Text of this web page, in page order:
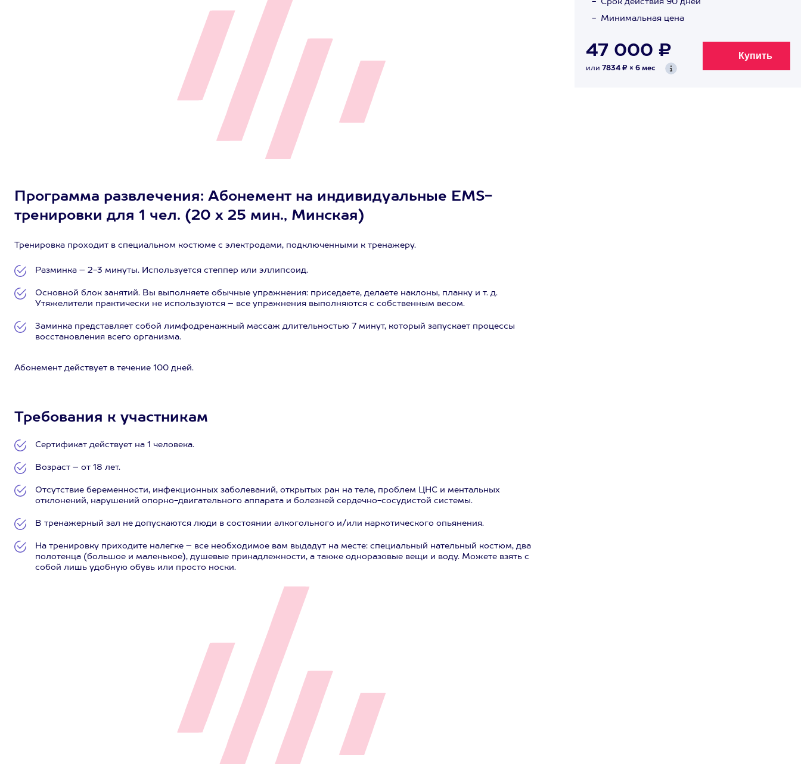
Программа развлечения: Абонемент на индивидуальные EMS-
тренировки для 1 чел. (20 х 25 мин., Минская)
Тренировка проходит в специальном костюме с электродами, подключенными к тренажеру.
Разминка – 2-3 минуты. Используется степпер или эллипсоид.
Основной блок занятий. Вы выполняете обычные упражнения: приседаете, делаете наклоны, планку и т. д.
Утяжелители практически не используются – все упражнения выполняются с собственным весом.
Заминка представляет собой лимфодренажный массаж длительностью 7 минут, который запускает процессы
восстановления всего организма.
Абонемент действует в течение 100 дней.
Требования к участникам
Сертификат действует на 1 человека.
Возраст – от 18 лет.
Отсутствие беременности, инфекционных заболеваний, открытых ран на теле, проблем ЦНС и ментальных
отклонений, нарушений опорно-двигательного аппарата и болезней сердечно-сосудистой системы.
В тренажерный зал не допускаются люди в состоянии алкогольного и/или наркотического опьянения.
На тренировку приходите налегке – все необходимое вам выдадут на месте: специальный нательный костюм, два
полотенца (большое и маленькое), душевые принадлежности, а также одноразовые вещи и воду. Можете взять с
собой лишь удобную обувь или просто носки.
Срок действия 90 дней
Минимальная цена
47 000 ₽
или 7834 ₽ × 6 мес